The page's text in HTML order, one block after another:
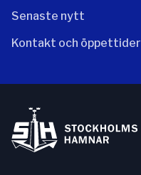
Senaste nytt
Kontakt och öppettider